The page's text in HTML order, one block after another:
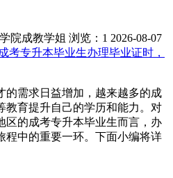
院成教学姐 浏览：1 2026-08-07
考专升本毕业生办理毕业证时，
的需求日益增加，越来越多的成
教育提升自己的学历和能力。对
区的成考专升本毕业生而言，办
程中的重要一环。下面小编将详